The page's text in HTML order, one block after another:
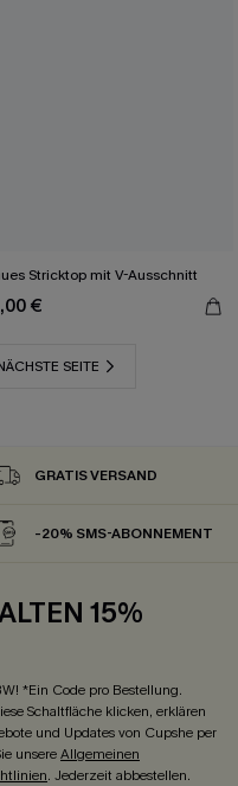
Stricktop mit V-Ausschnitt
€
SEITE
GRATIS VERSAND
-20% SMS-ABONNEMENT
15%
*Ein Code pro Bestellung.
Schaltfläche klicken, erklären
und Updates von Cupshe per
unsereAllgemeinen
. Jederzeit abbestellen.